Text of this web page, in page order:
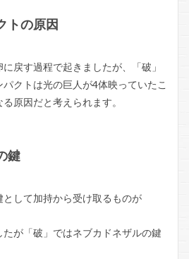
トの原因
戻す過程で起きましたが、「破」
クトは光の巨人が4体映っていたこ
原因だと考えられます。
鍵
して加持から受け取るものが
が「破」ではネブカドネザルの鍵